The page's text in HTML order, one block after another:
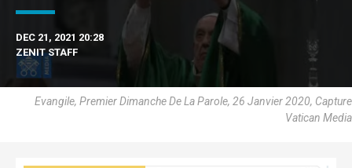
DEC 21, 2021 20:28
ZENIT STAFF
Evangile, Premier Dimanche De La Parole, 26 Janvier 2020, Capture
Vatican Media